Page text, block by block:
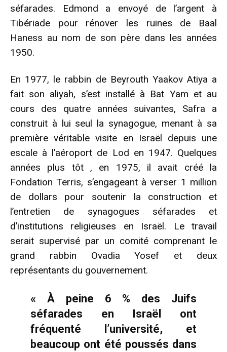
séfarades. Edmond a envoyé de l’argent à
Tibériade pour rénover les ruines de Baal
Haness au nom de son père dans les années
1950.
En 1977, le rabbin de Beyrouth Yaakov Atiya a
fait son aliyah, s’est installé à Bat Yam et au
cours des quatre années suivantes, Safra a
construit à lui seul la synagogue, menant à sa
première véritable visite en Israël depuis une
escale à l’aéroport de Lod en 1947. Quelques
années plus tôt , en 1975, il avait créé la
Fondation Terris, s’engageant à verser 1 million
de dollars pour soutenir la construction et
l’entretien de synagogues séfarades et
d’institutions religieuses en Israël. Le travail
serait supervisé par un comité comprenant le
grand rabbin Ovadia Yosef et deux
représentants du gouvernement.
« À peine 6 % des Juifs
séfarades en Israël ont
fréquenté l’université, et
beaucoup ont été poussés dans